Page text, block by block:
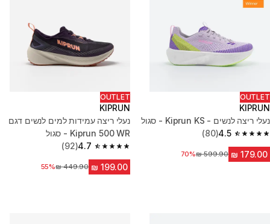
OUTLET
KIPRUN
נעלי ריצה לנשים - Kiprun KS - סגול
4.5
4.5 out of 5 stars from 80 reviews
(80)
מחיר לפני הנחה
70%
OUTLET
KIPRUN
נעלי ריצה עמידות למים לנשים דגם
Kiprun 500 WR - סגול
4.7
4.7 out of 5 stars from 92 reviews
(92)
מחיר לפני הנחה
55%